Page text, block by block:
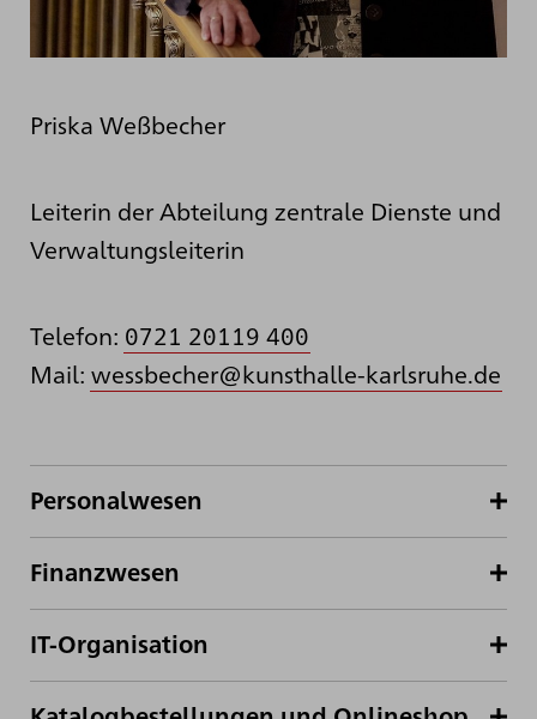
Priska Weßbecher
Leiterin der Abteilung zentrale Dienste und
Verwaltungsleiterin
Telefon: 0721 20119 400
Mail: wessbecher@kunsthalle-karlsruhe.de
Personalwesen
Finanzwesen
IT-Organisation